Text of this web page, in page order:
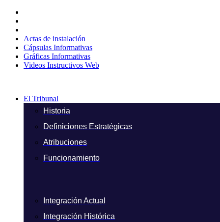
contenido
Actas de instalación
Cápsulas Informativas
Gráficas Informativas
Videos Instructivos Web
El Tribunal
Historia
Definiciones Estratégicas
Atribuciones
Funcionamiento
Integración Actual
Integración Histórica